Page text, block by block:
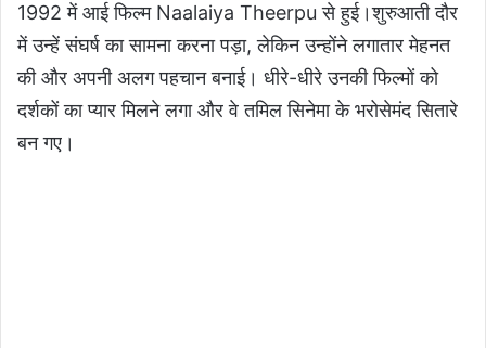
1992 में आई फिल्म Naalaiya Theerpu से हुई।शुरुआती दौर
में उन्हें संघर्ष का सामना करना पड़ा, लेकिन उन्होंने लगातार मेहनत
की और अपनी अलग पहचान बनाई। धीरे-धीरे उनकी फिल्मों को
दर्शकों का प्यार मिलने लगा और वे तमिल सिनेमा के भरोसेमंद सितारे
बन गए।